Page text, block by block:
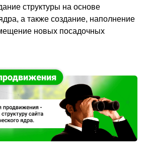
структуры на основе
а также создание, наполнение
новых посадочных